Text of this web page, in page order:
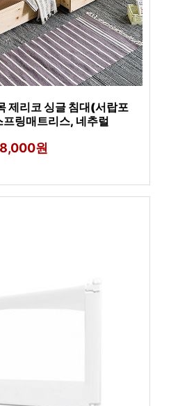
제리코 싱글 침대(서랍포
링매트리스, 네추럴
원